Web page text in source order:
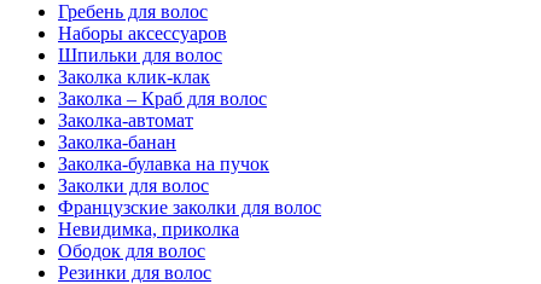
Гребень для волос
Наборы аксессуаров
Шпильки для волос
Заколка клик-клак
Заколка – Краб для волос
Заколка-автомат
Заколка-банан
Заколка-булавка на пучок
Заколки для волос
Французские заколки для волос
Невидимка, приколка
Ободок для волос
Резинки для волос